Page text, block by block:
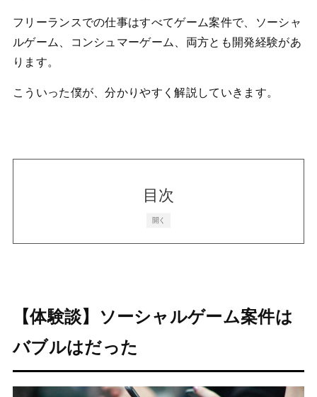
フリーランスでの仕事はすべてゲーム案件で、ソーシャ
ルゲーム、コンシュマーゲーム、両方とも開発経験があ
ります。
こういった僕が、分かりやすく解説していきます。
開く
目次
【体験談】ソーシャルゲーム案件は
バブルはだった